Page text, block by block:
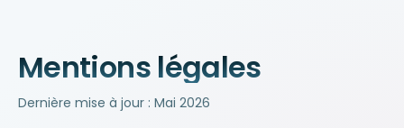
Mentions légales
Dernière mise à jour : Mai 2026